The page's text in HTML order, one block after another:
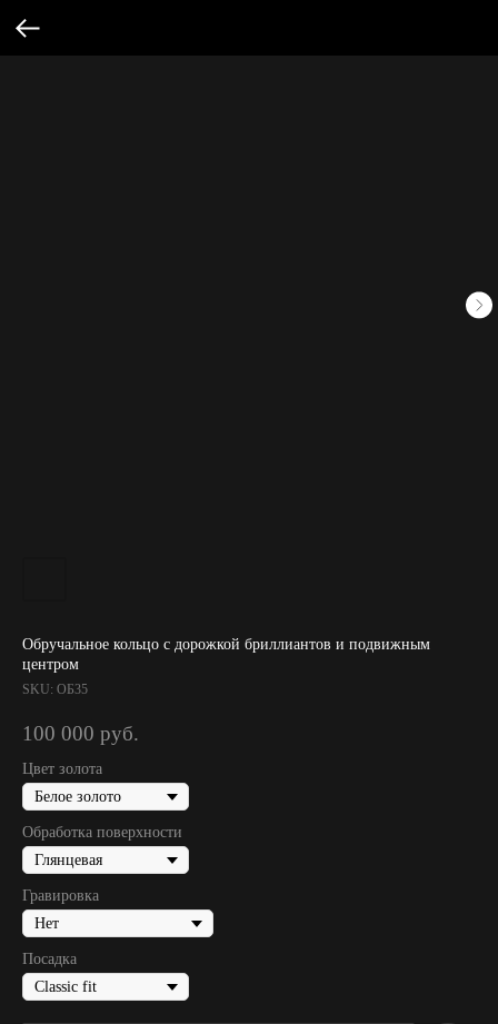
Обручальное кольцо с дорожкой бриллиантов и подвижным
центром
SKU: ОБ35
100 000 руб.
Цвет золота
Обработка поверхности
Гравировка
Посадка